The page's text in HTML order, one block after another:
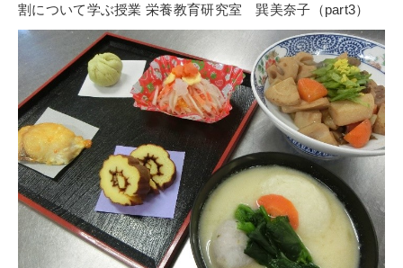
割について学ぶ授業 栄養教育研究室　巽美奈子（part3）